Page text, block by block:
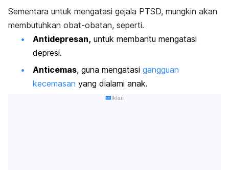
Sementara untuk mengatasi gejala PTSD, mungkin akan
membutuhkan obat-obatan, seperti.
Antidepresan, untuk membantu mengatasi
depresi.
Anticemas, guna mengatasi gangguan
kecemasan yang dialami anak.
Iklan